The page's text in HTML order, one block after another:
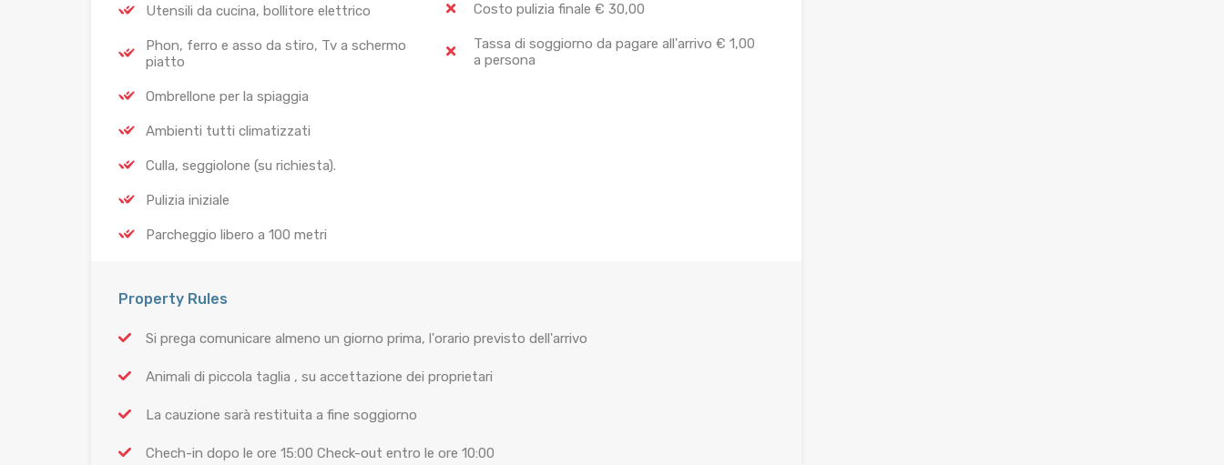
Utensili da cucina, bollitore elettrico
Phon, ferro e asso da stiro, Tv a schermo
piatto
Ombrellone per la spiaggia
Ambienti tutti climatizzati
Culla, seggiolone (su richiesta).
Pulizia iniziale
Parcheggio libero a 100 metri
Costo pulizia finale € 30,00
Tassa di soggiorno da pagare all'arrivo € 1,00
a persona
Property Rules
Si prega comunicare almeno un giorno prima, l'orario previsto dell'arrivo
Animali di piccola taglia , su accettazione dei proprietari
La cauzione sarà restituita a fine soggiorno
Chech-in dopo le ore 15:00 Check-out entro le ore 10:00